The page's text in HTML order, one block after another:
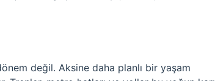
değil. Aksine daha planlı bir yaşam